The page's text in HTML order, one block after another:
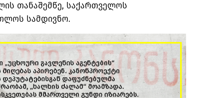
თანაშემწე, საქართველოს
სამდივნო.